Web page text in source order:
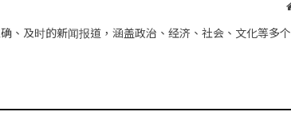
、及时的新闻报道，涵盖政治、经济、社会、文化等多个